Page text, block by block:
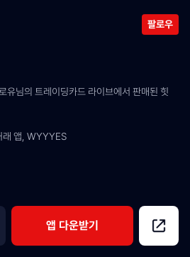
팔로우
님의 트레이딩카드 라이브에서 판매된 힛
래 앱, WYYYES
앱 다운받기